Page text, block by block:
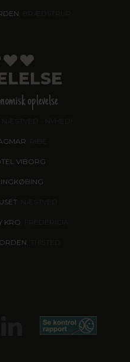
oplevelse
VIBORG
, NÆSTVED
KRO